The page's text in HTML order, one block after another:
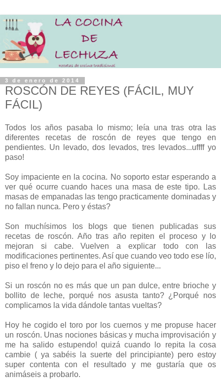
3 de enero de 2014
ROSCÓN DE REYES (FÁCIL, MUY
FÁCIL)
Todos los años pasaba lo mismo; leía una tras otra las
diferentes recetas de roscón de reyes que tengo en
pendientes. Un levado, dos levados, tres levados...uffff yo
paso!
Soy impaciente en la cocina. No soporto estar esperando a
ver qué ocurre cuando haces una masa de este tipo. Las
masas de empanadas las tengo practicamente dominadas y
no fallan nunca. Pero y éstas?
Son muchísimos los blogs que tienen publicadas sus
recetas de roscón. Año tras año repiten el proceso y lo
mejoran si cabe. Vuelven a explicar todo con las
modificaciones pertinentes. Así que cuando veo todo ese lío,
piso el freno y lo dejo para el año siguiente...
Si un roscón no es más que un pan dulce, entre brioche y
bollito de leche, porqué nos asusta tanto? ¿Porqué nos
complicamos la vida dándole tantas vueltas?
Hoy he cogido el toro por los cuernos y me propuse hacer
un roscón. Unas nociones básicas y mucha improvisación y
me ha salido estupendo! quizá cuando lo repita la cosa
cambie ( ya sabéis la suerte del principiante) pero estoy
super contenta con el resultado y me gustaría que os
animáseis a probarlo.